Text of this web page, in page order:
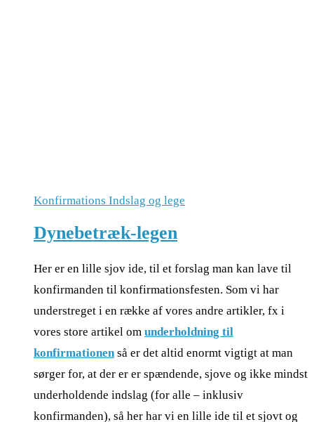
Konfirmations Indslag og lege
Dynebetræk-legen
Her er en lille sjov ide, til et forslag man kan lave til
konfirmanden til konfirmationsfesten. Som vi har
understreget i en række af vores andre artikler, fx i
vores store artikel om underholdning til
konfirmationenså er det altid enormt vigtigt at man
sørger for, at der er er spændende, sjove og ikke mindst
underholdende indslag (for alle – inklusiv
konfirmanden), så her har vi en lille ide til et sjovt og